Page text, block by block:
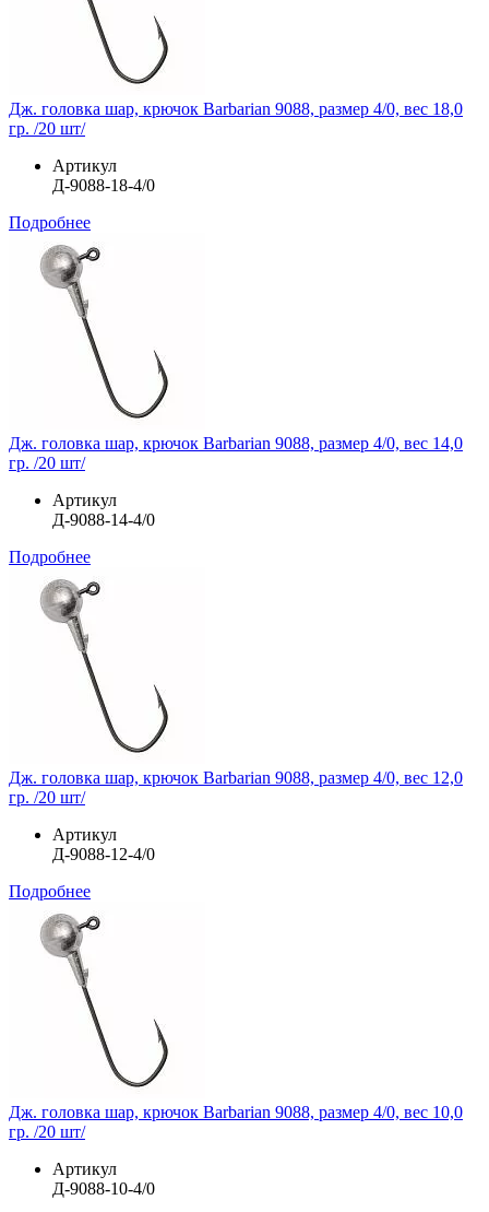
Дж. головка шар, крючок Barbarian 9088, размер 4/0, вес 18,0
гр. /20 шт/
Артикул
Д-9088-18-4/0
Подробнее
Дж. головка шар, крючок Barbarian 9088, размер 4/0, вес 14,0
гр. /20 шт/
Артикул
Д-9088-14-4/0
Подробнее
Дж. головка шар, крючок Barbarian 9088, размер 4/0, вес 12,0
гр. /20 шт/
Артикул
Д-9088-12-4/0
Подробнее
Дж. головка шар, крючок Barbarian 9088, размер 4/0, вес 10,0
гр. /20 шт/
Артикул
Д-9088-10-4/0